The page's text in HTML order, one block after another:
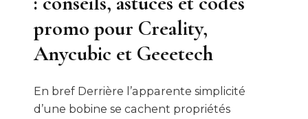
promo pour Creality,
Anycubic et Geeetech
En bref Derrière l’apparente simplicité
d’une bobine se cachent propriétés